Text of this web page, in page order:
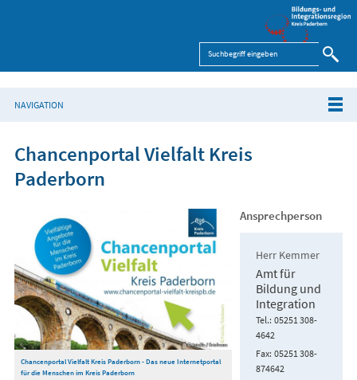
NAVIGATION
Chancenportal Vielfalt Kreis
Paderborn
Chancenportal Vielfalt Kreis Paderborn - Das neue Internetportal
für die Menschen im Kreis Paderborn
Ansprechperson
Herr Kemmer
Amt für
Bildung und
Integration
Tel. 05251 308-
4642
Fax 05251 308-
874642